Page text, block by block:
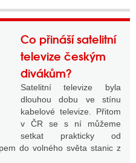
Co přináší satelitní
televize českým
divákům?
Satelitní televize byla
dlouhou dobu ve stínu
kabelové televize. Přitom
v ČR se s ní můžeme
setkat prakticky od
do volného světa stanic z